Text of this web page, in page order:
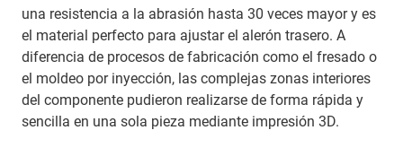
una resistencia a la abrasión hasta 30 veces mayor y es
el material perfecto para ajustar el alerón trasero. A
diferencia de procesos de fabricación como el fresado o
el moldeo por inyección, las complejas zonas interiores
del componente pudieron realizarse de forma rápida y
sencilla en una sola pieza mediante impresión 3D.